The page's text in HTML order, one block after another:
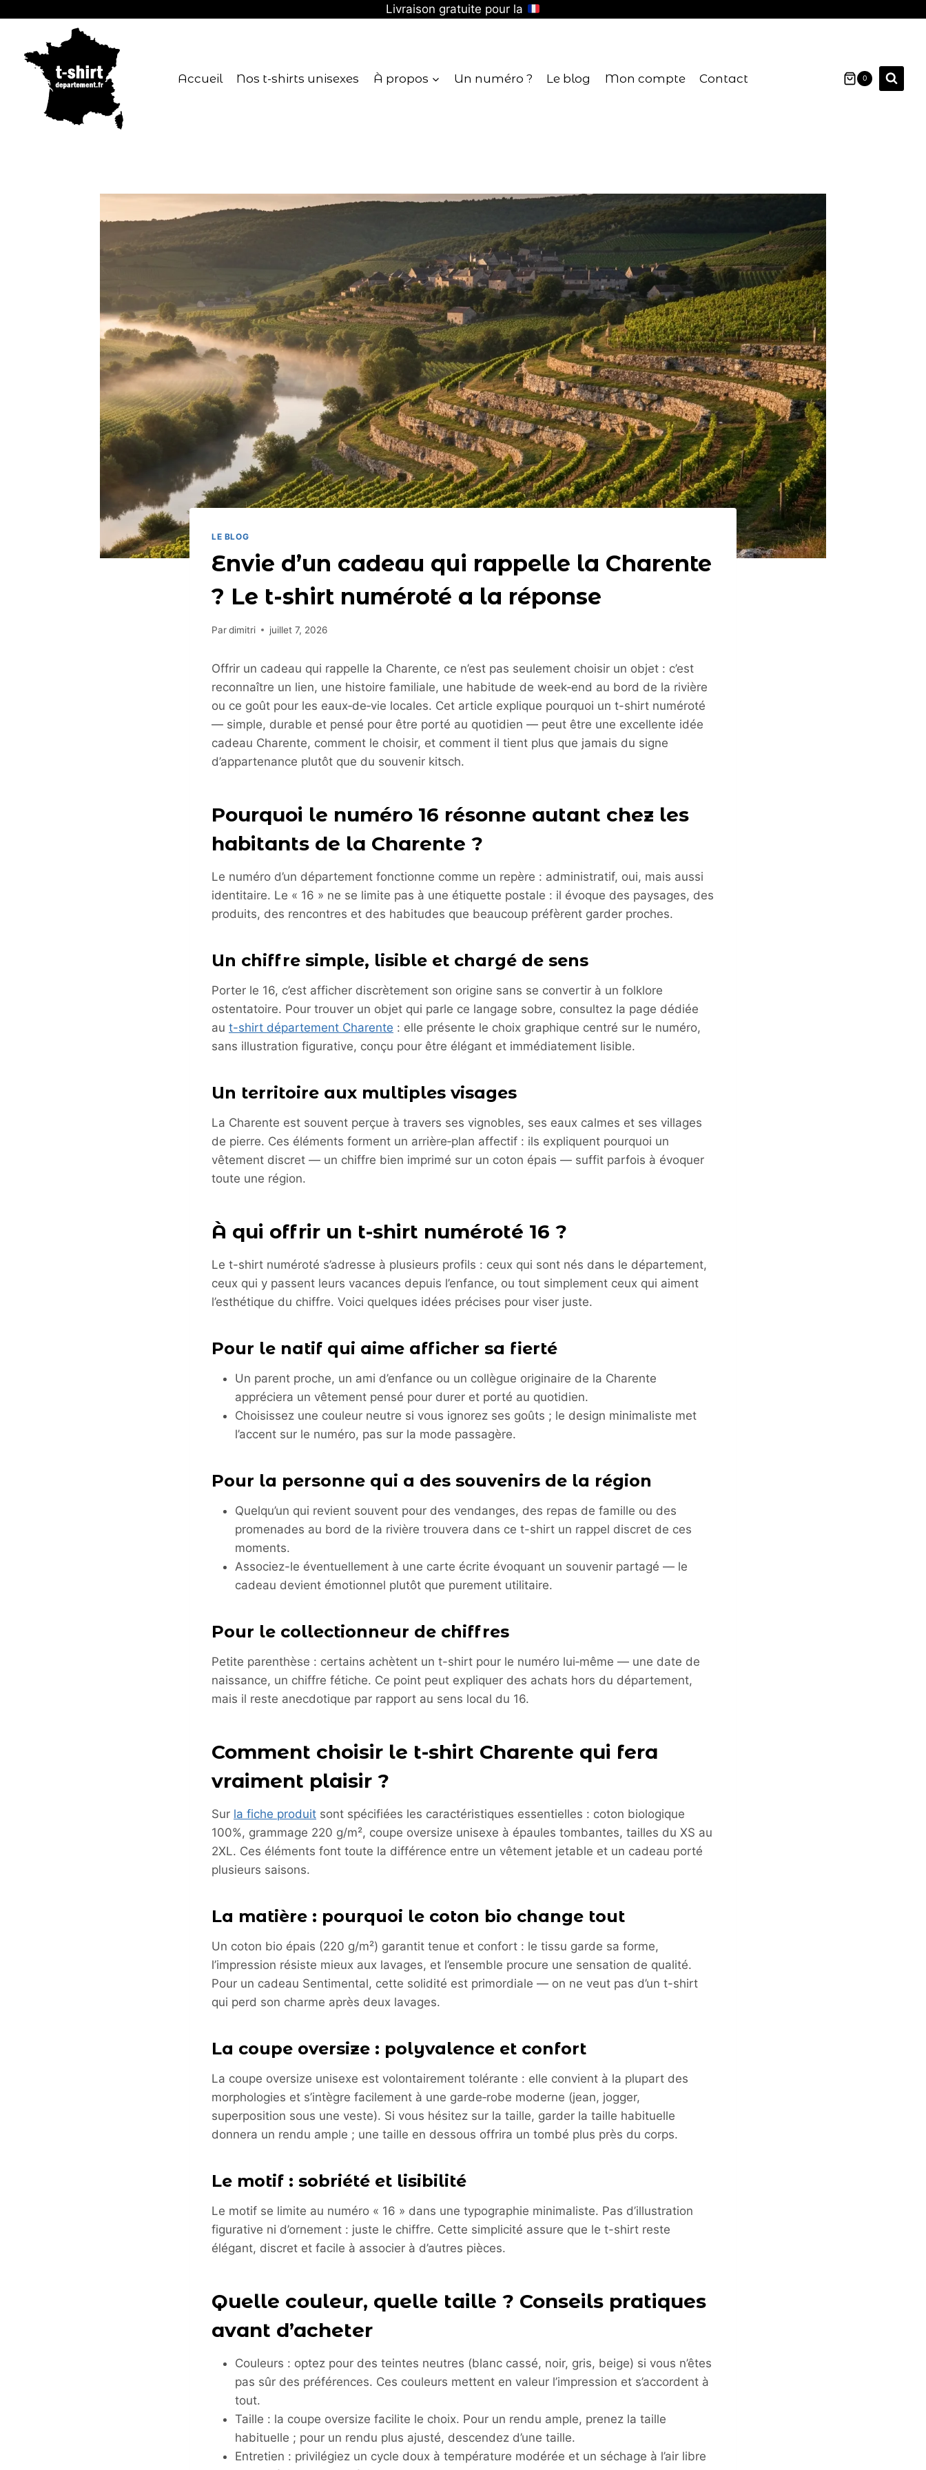
Livraison gratuite pour la
Accueil Nos t-shirts unisexes À propos Un numéro ? Le blog Mon compte Contact 0
LE BLOG
Envie d’un cadeau qui rappelle la Charente
? Le t-shirt numéroté a la réponse
Pardimitri juillet 7, 2026
Offrir un cadeau qui rappelle la Charente, ce n’est pas seulement choisir un objet : c’est
reconnaître un lien, une histoire familiale, une habitude de week‑end au bord de la rivière
ou ce goût pour les eaux‑de‑vie locales. Cet article explique pourquoi un t-shirt numéroté
— simple, durable et pensé pour être porté au quotidien — peut être une excellente idée
cadeau Charente, comment le choisir, et comment il tient plus que jamais du signe
d’appartenance plutôt que du souvenir kitsch.
Pourquoi le numéro 16 résonne autant chez les
habitants de la Charente ?
Le numéro d’un département fonctionne comme un repère : administratif, oui, mais aussi
identitaire. Le « 16 » ne se limite pas à une étiquette postale : il évoque des paysages, des
produits, des rencontres et des habitudes que beaucoup préfèrent garder proches.
Un chiffre simple, lisible et chargé de sens
Porter le 16, c’est afficher discrètement son origine sans se convertir à un folklore
ostentatoire. Pour trouver un objet qui parle ce langage sobre, consultez la page dédiée
au t-shirt département Charente : elle présente le choix graphique centré sur le numéro,
sans illustration figurative, conçu pour être élégant et immédiatement lisible.
Un territoire aux multiples visages
La Charente est souvent perçue à travers ses vignobles, ses eaux calmes et ses villages
de pierre. Ces éléments forment un arrière‑plan affectif : ils expliquent pourquoi un
vêtement discret — un chiffre bien imprimé sur un coton épais — suffit parfois à évoquer
toute une région.
À qui offrir un t-shirt numéroté 16 ?
Le t-shirt numéroté s’adresse à plusieurs profils : ceux qui sont nés dans le département,
ceux qui y passent leurs vacances depuis l’enfance, ou tout simplement ceux qui aiment
l’esthétique du chiffre. Voici quelques idées précises pour viser juste.
Pour le natif qui aime afficher sa fierté
Un parent proche, un ami d’enfance ou un collègue originaire de la Charente
appréciera un vêtement pensé pour durer et porté au quotidien.
Choisissez une couleur neutre si vous ignorez ses goûts ; le design minimaliste met
l’accent sur le numéro, pas sur la mode passagère.
Pour la personne qui a des souvenirs de la région
Quelqu’un qui revient souvent pour des vendanges, des repas de famille ou des
promenades au bord de la rivière trouvera dans ce t-shirt un rappel discret de ces
moments.
Associez-le éventuellement à une carte écrite évoquant un souvenir partagé — le
cadeau devient émotionnel plutôt que purement utilitaire.
Pour le collectionneur de chiffres
Petite parenthèse : certains achètent un t-shirt pour le numéro lui‑même — une date de
naissance, un chiffre fétiche. Ce point peut expliquer des achats hors du département,
mais il reste anecdotique par rapport au sens local du 16.
Comment choisir le t-shirt Charente qui fera
vraiment plaisir ?
Sur la fiche produit sont spécifiées les caractéristiques essentielles : coton biologique
100%, grammage 220 g/m², coupe oversize unisexe à épaules tombantes, tailles du XS au
2XL. Ces éléments font toute la différence entre un vêtement jetable et un cadeau porté
plusieurs saisons.
La matière : pourquoi le coton bio change tout
Un coton bio épais (220 g/m²) garantit tenue et confort : le tissu garde sa forme,
l’impression résiste mieux aux lavages, et l’ensemble procure une sensation de qualité.
Pour un cadeau Sentimental, cette solidité est primordiale — on ne veut pas d’un t-shirt
qui perd son charme après deux lavages.
La coupe oversize : polyvalence et confort
La coupe oversize unisexe est volontairement tolérante : elle convient à la plupart des
morphologies et s’intègre facilement à une garde‑robe moderne (jean, jogger,
superposition sous une veste). Si vous hésitez sur la taille, garder la taille habituelle
donnera un rendu ample ; une taille en dessous offrira un tombé plus près du corps.
Le motif : sobriété et lisibilité
Le motif se limite au numéro « 16 » dans une typographie minimaliste. Pas d’illustration
figurative ni d’ornement : juste le chiffre. Cette simplicité assure que le t-shirt reste
élégant, discret et facile à associer à d’autres pièces.
Quelle couleur, quelle taille ? Conseils pratiques
avant d’acheter
Couleurs : optez pour des teintes neutres (blanc cassé, noir, gris, beige) si vous n’êtes
pas sûr des préférences. Ces couleurs mettent en valeur l’impression et s’accordent à
tout.
Taille : la coupe oversize facilite le choix. Pour un rendu ample, prenez la taille
habituelle ; pour un rendu plus ajusté, descendez d’une taille.
Entretien : privilégiez un cycle doux à température modérée et un séchage à l’air libre